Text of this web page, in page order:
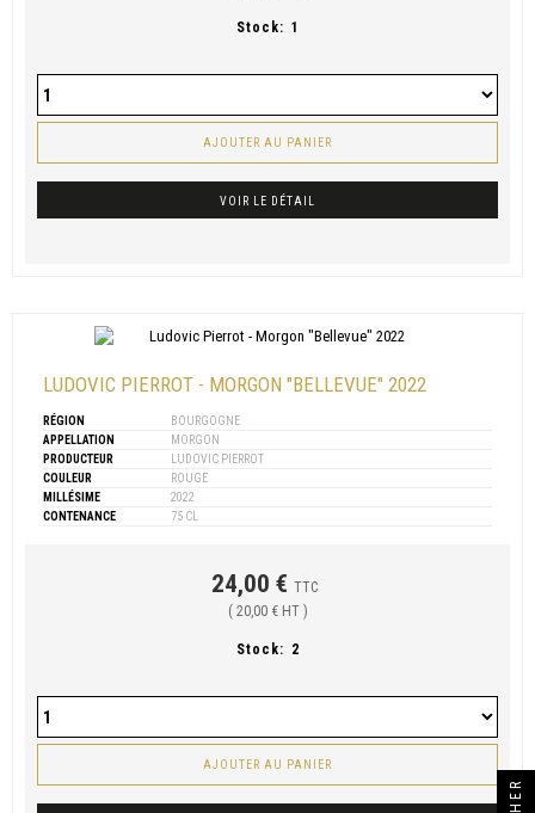
Stock: 1
AJOUTER AU PANIER
VOIR LE DÉTAIL
LUDOVIC PIERROT - MORGON "BELLEVUE" 2022
RÉGION
BOURGOGNE
APPELLATION
MORGON
PRODUCTEUR
LUDOVIC PIERROT
COULEUR
ROUGE
MILLÉSIME
2022
CONTENANCE
75 CL
24,00 € TTC
( 20,00 € HT )
Stock: 2
AJOUTER AU PANIER